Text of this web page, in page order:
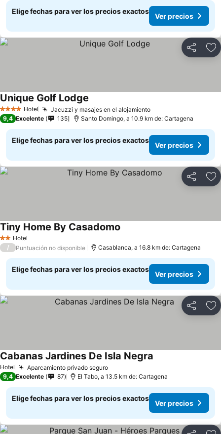
Elige fechas para ver los precios exactos
Ver precios
Compartir
4 EstrellasHotel Jacuzzi y masajes en el alojamientoVer precios
Unique Golf Lodge
9,4 Excelente 135 Santo Domingo, a 10.9 km de: Cartagena
Elige fechas para ver los precios exactos
Ver precios
Compartir
2 Estrellas
Hotel
Tiny Home By Casadomo
/ Puntuación no disponible Casablanca, a 16.8 km de: Cartagena
Elige fechas para ver los precios exactos
Ver precios
Compartir
Hotel Aparcamiento privado seguroVer precios
Cabanas Jardines De Isla Negra
9,4 Excelente 87 El Tabo, a 13.5 km de: Cartagena
Elige fechas para ver los precios exactos
Ver precios